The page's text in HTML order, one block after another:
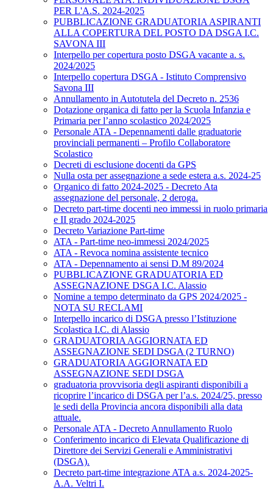
PER L'A.S. 2024-2025
PUBBLICAZIONE GRADUATORIA ASPIRANTI
ALLA COPERTURA DEL POSTO DA DSGA I.C.
SAVONA III
Interpello per copertura posto DSGA vacante a. s.
2024/2025
Interpello copertura DSGA - Istituto Comprensivo
Savona III
Annullamento in Autotutela del Decreto n. 2536
Dotazione organica di fatto per la Scuola Infanzia e
Primaria per l’anno scolastico 2024/2025
Personale ATA - Depennamenti dalle graduatorie
provinciali permanenti – Profilo Collaboratore
Scolastico
Decreti di esclusione docenti da GPS
Nulla osta per assegnazione a sede estera a.s. 2024-25
Organico di fatto 2024-2025 - Decreto Ata
assegnazione del personale, 2 deroga.
Decreto part-time docenti neo immessi in ruolo primaria
e II grado 2024-2025
Decreto Variazione Part-time
ATA - Part-time neo-immessi 2024/2025
ATA - Revoca nomina assistente tecnico
ATA - Depennamento ai sensi D.M 89/2024
PUBBLICAZIONE GRADUATORIA ED
ASSEGNAZIONE DSGA I.C. Alassio
Nomine a tempo determinato da GPS 2024/2025 -
NOTA SU RECLAMI
Interpello incarico di DSGA presso l’Istituzione
Scolastica I.C. di Alassio
GRADUATORIA AGGIORNATA ED
ASSEGNAZIONE SEDI DSGA (2 TURNO)
GRADUATORIA AGGIORNATA ED
ASSEGNAZIONE SEDI DSGA
graduatoria provvisoria degli aspiranti disponibili a
ricoprire l’incarico di DSGA per l’a.s. 2024/25, presso
le sedi della Provincia ancora disponibili alla data
attuale.
Personale ATA - Decreto Annullamento Ruolo
Conferimento incarico di Elevata Qualificazione di
Direttore dei Servizi Generali e Amministrativi
(DSGA).
Decreto part-time integrazione ATA a.s. 2024-2025-
A.A. Veltri I.